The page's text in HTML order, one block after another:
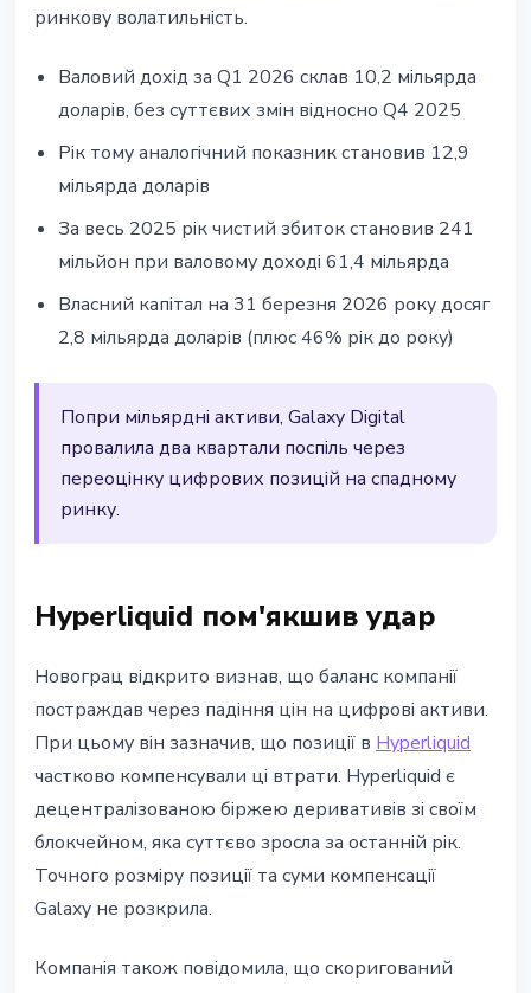
ринкову волатильність.
Валовий дохід за Q1 2026 склав 10,2 мільярда
доларів, без суттєвих змін відносно Q4 2025
Рік тому аналогічний показник становив 12,9
мільярда доларів
За весь 2025 рік чистий збиток становив 241
мільйон при валовому доході 61,4 мільярда
Власний капітал на 31 березня 2026 року досяг
2,8 мільярда доларів (плюс 46% рік до року)
Попри мільярдні активи, Galaxy Digital
провалила два квартали поспіль через
переоцінку цифрових позицій на спадному
ринку.
Hyperliquid пом'якшив удар
Новограц відкрито визнав, що баланс компанії
постраждав через падіння цін на цифрові активи.
При цьому він зазначив, що позиції в Hyperliquid
частково компенсували ці втрати. Hyperliquid є
децентралізованою біржею деривативів зі своїм
блокчейном, яка суттєво зросла за останній рік.
Точного розміру позиції та суми компенсації
Galaxy не розкрила.
Компанія також повідомила, що скоригований